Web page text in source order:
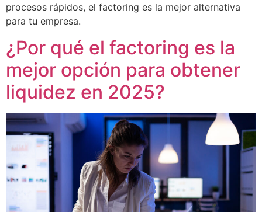
procesos rápidos, el factoring es la mejor alternativa
para tu empresa.
¿Por qué el factoring es la
mejor opción para obtener
liquidez en 2025?